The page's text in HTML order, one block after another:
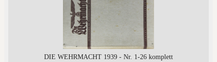
DIE WEHRMACHT 1939 - Nr. 1-26 komplett